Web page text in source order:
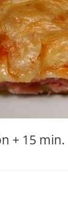
+ 15 min.